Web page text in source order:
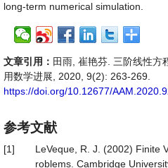
long-term numerical simulation.
文章引用： 田雨, 崔艳芬. 三阶线性方
用数学进展, 2020, 9(2): 263-269.
https://doi.org/10.12677/
参考文献
[1]
LeVeque, R. J. (2002) Finite
roblems. Cambridge